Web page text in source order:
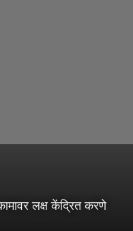
लक्ष केंद्रित करणे